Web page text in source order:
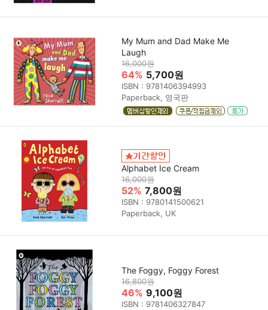
My Mum and Dad Make Me
Laugh
16,000원
64% 5,700원
ISBN : 9781406394993
Paperback, 영국판
Alphabet Ice Cream
16,000원
52% 7,800원
ISBN : 9780141500621
Paperback, UK
The Foggy, Foggy Forest
16,800원
46% 9,100원
ISBN : 9781406327847